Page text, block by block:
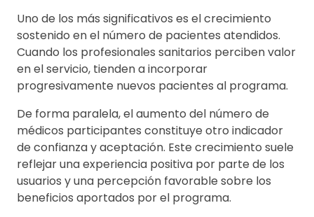
Uno de los más significativos es el crecimiento
sostenido en el número de pacientes atendidos.
Cuando los profesionales sanitarios perciben valor
en el servicio, tienden a incorporar
progresivamente nuevos pacientes al programa.
De forma paralela, el aumento del número de
médicos participantes constituye otro indicador
de confianza y aceptación. Este crecimiento suele
reflejar una experiencia positiva por parte de los
usuarios y una percepción favorable sobre los
beneficios aportados por el programa.